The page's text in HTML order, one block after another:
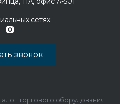
сетях:
звонок
торгового оборудования